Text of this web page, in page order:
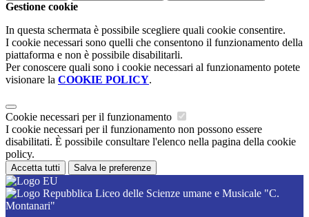
Gestione cookie
In questa schermata è possibile scegliere quali cookie consentire.
I cookie necessari sono quelli che consentono il funzionamento della
piattaforma e non è possibile disabilitarli.
Per conoscere quali sono i cookie necessari al funzionamento potete
visionare la COOKIE POLICY.
Cookie necessari per il funzionamento
I cookie necessari per il funzionamento non possono essere
disabilitati. È possibile consultare l'elenco nella pagina della cookie
policy.
Accetta tutti Salva le preferenze
Liceo delle Scienze umane e Musicale "C.
Montanari"